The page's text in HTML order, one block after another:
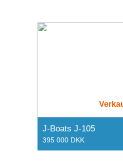
J-Boats J-105
395 000 DKK